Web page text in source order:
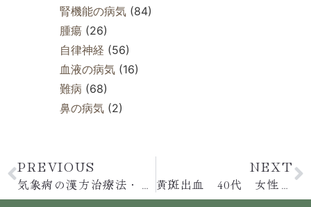
腎機能の病気 (84)
腫瘍 (26)
自律神経 (56)
血液の病気 (16)
難病 (68)
鼻の病気 (2)
PREVIOUS
気象病の漢方治療法・霊芝の“移植”見学・ニセアカシア収穫
NEXT
黄斑出血 40代 女性 服用11ヶ月間